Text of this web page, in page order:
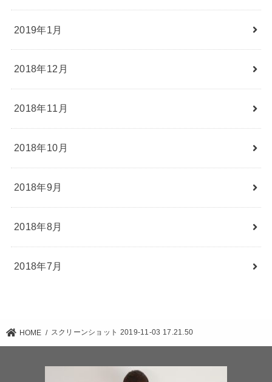
2019年1月
2018年12月
2018年11月
2018年10月
2018年9月
2018年8月
2018年7月
HOME スクリーンショット 2019-11-03 17.21.50